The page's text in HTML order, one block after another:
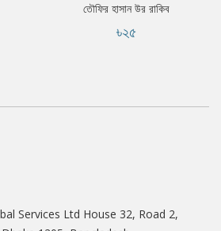
তৌফির হাসান উর রাকিব
৳২৫
Services Ltd House 32, Road 2,